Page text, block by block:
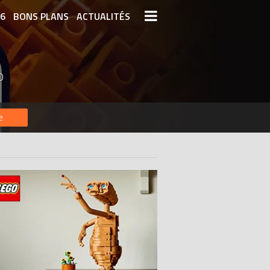
BONS PLANS ACTUALITÉS
LEGO LES PLUS CHERS
DERNIERS LEGO AJOUTÉS